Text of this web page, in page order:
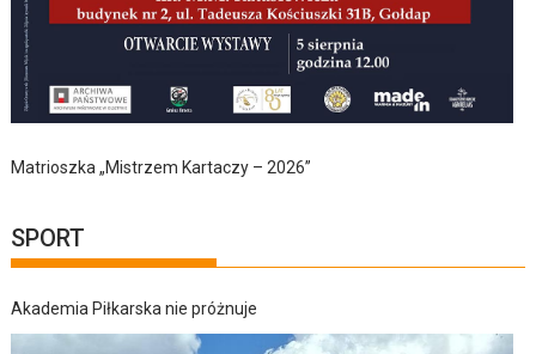
Matrioszka „Mistrzem Kartaczy – 2026”
SPORT
Akademia Piłkarska nie próżnuje